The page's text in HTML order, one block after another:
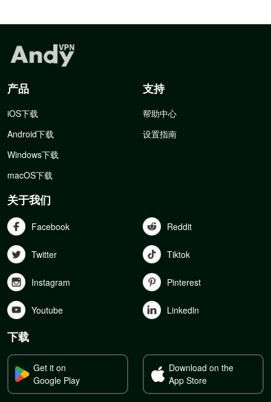
产品
iOS下载
Android下载
Windows下载
macOS下载
支持
帮助中心
设置指南
关于我们
Facebook Reddit
Twitter Tiktok
Instagram Pinterest
Youtube Linkedln
下载
Get it on
Google Play
Download on the
App Store